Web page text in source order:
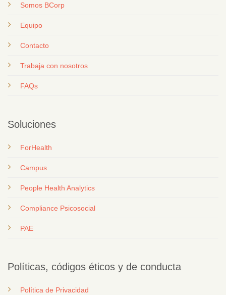
Somos BCorp
Equipo
Contacto
Trabaja con nosotros
FAQs
Soluciones
ForHealth
Campus
People Health Analytics
Compliance Psicosocial
PAE
Políticas, códigos éticos y de conducta
Política de Privacidad